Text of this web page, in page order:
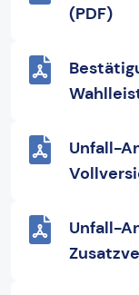
(PDF)
Unfall-
Unfall-